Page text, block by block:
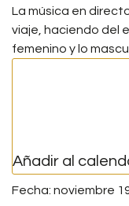
La música en
viaje, haciendo del
femenino y lo
Añadir al
noviembre